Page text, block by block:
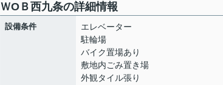
ＷОＢ西九条の詳細情報
設備条件
エレベーター
駐輪場
バイク置場あり
敷地内ごみ置き場
外観タイル張り